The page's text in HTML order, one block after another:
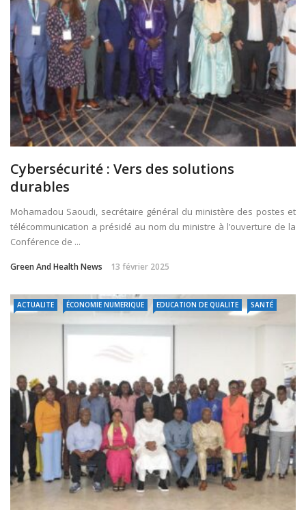
Cybersécurité : Vers des solutions
durables
Mohamadou Saoudi, secrétaire général du ministère des postes et
télécommunication a présidé au nom du ministre à l’ouverture de la
Conférence de ...
Green And Health News 13 février 2025
ACTUALITE ÉCONOMIE NUMERIQUE EDUCATION DE QUALITE SANTÉ